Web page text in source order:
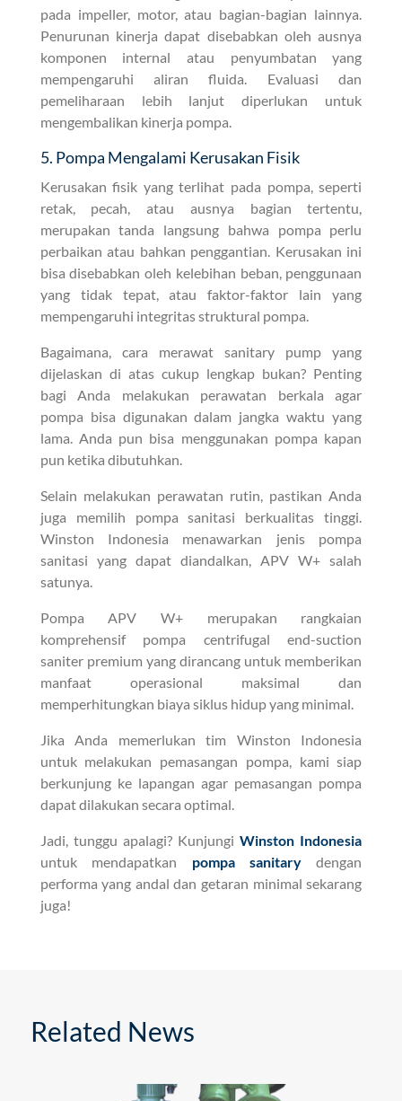
pada impeller, motor, atau bagian-bagian lainnya.
Penurunan kinerja dapat disebabkan oleh ausnya
komponen internal atau penyumbatan yang
mempengaruhi aliran fluida. Evaluasi dan
pemeliharaan lebih lanjut diperlukan untuk
mengembalikan kinerja pompa.
5. Pompa Mengalami Kerusakan Fisik
Kerusakan fisik yang terlihat pada pompa, seperti
retak, pecah, atau ausnya bagian tertentu,
merupakan tanda langsung bahwa pompa perlu
perbaikan atau bahkan penggantian. Kerusakan ini
bisa disebabkan oleh kelebihan beban, penggunaan
yang tidak tepat, atau faktor-faktor lain yang
mempengaruhi integritas struktural pompa.
Bagaimana, cara merawat sanitary pump yang
dijelaskan di atas cukup lengkap bukan? Penting
bagi Anda melakukan perawatan berkala agar
pompa bisa digunakan dalam jangka waktu yang
lama. Anda pun bisa menggunakan pompa kapan
pun ketika dibutuhkan.
Selain melakukan perawatan rutin, pastikan Anda
juga memilih pompa sanitasi berkualitas tinggi.
Winston Indonesia menawarkan jenis pompa
sanitasi yang dapat diandalkan, APV W+ salah
satunya.
Pompa APV W+ merupakan rangkaian
komprehensif pompa centrifugal end-suction
saniter premium yang dirancang untuk memberikan
manfaat operasional maksimal dan
memperhitungkan biaya siklus hidup yang minimal.
Jika Anda memerlukan tim Winston Indonesia
untuk melakukan pemasangan pompa, kami siap
berkunjung ke lapangan agar pemasangan pompa
dapat dilakukan secara optimal.
Jadi, tunggu apalagi? KunjungiWinston Indonesia
untuk mendapatkan pompa sanitarydengan
performa yang andal dan getaran minimal sekarang
juga!
Related News